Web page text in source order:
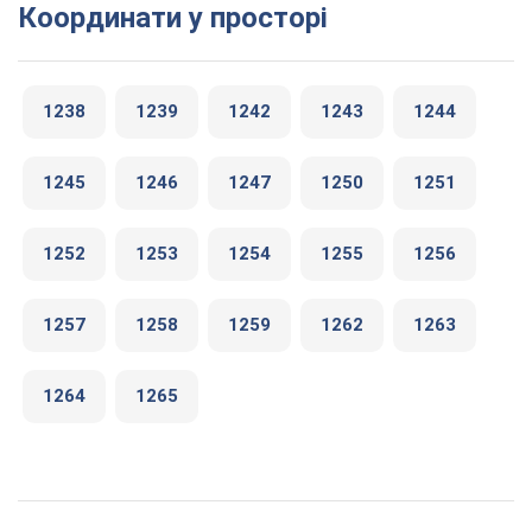
Координати у просторі
1238 1239 1242 1243 1244
1245 1246 1247 1250 1251
1252 1253 1254 1255 1256
1257 1258 1259 1262 1263
1264 1265